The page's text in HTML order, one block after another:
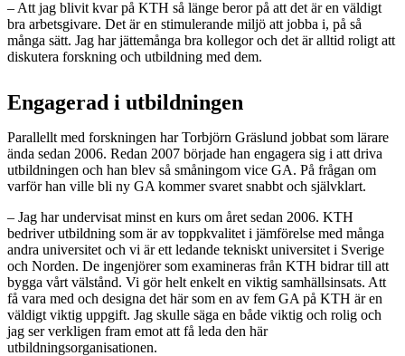
– Att jag blivit kvar på KTH så länge beror på att det är en väldigt
bra arbetsgivare. Det är en stimulerande miljö att jobba i, på så
många sätt. Jag har jättemånga bra kollegor och det är alltid roligt att
diskutera forskning och utbildning med dem.
Engagerad i utbildningen
Parallellt med forskningen har Torbjörn Gräslund jobbat som lärare
ända sedan 2006. Redan 2007 började han engagera sig i att driva
utbildningen och han blev så småningom vice GA. På frågan om
varför han ville bli ny GA kommer svaret snabbt och självklart.
– Jag har undervisat minst en kurs om året sedan 2006. KTH
bedriver utbildning som är av toppkvalitet i jämförelse med många
andra universitet och vi är ett ledande tekniskt universitet i Sverige
och Norden. De ingenjörer som examineras från KTH bidrar till att
bygga vårt välstånd. Vi gör helt enkelt en viktig samhällsinsats. Att
få vara med och designa det här som en av fem GA på KTH är en
väldigt viktig uppgift. Jag skulle säga en både viktig och rolig och
jag ser verkligen fram emot att få leda den här
utbildningsorganisationen.